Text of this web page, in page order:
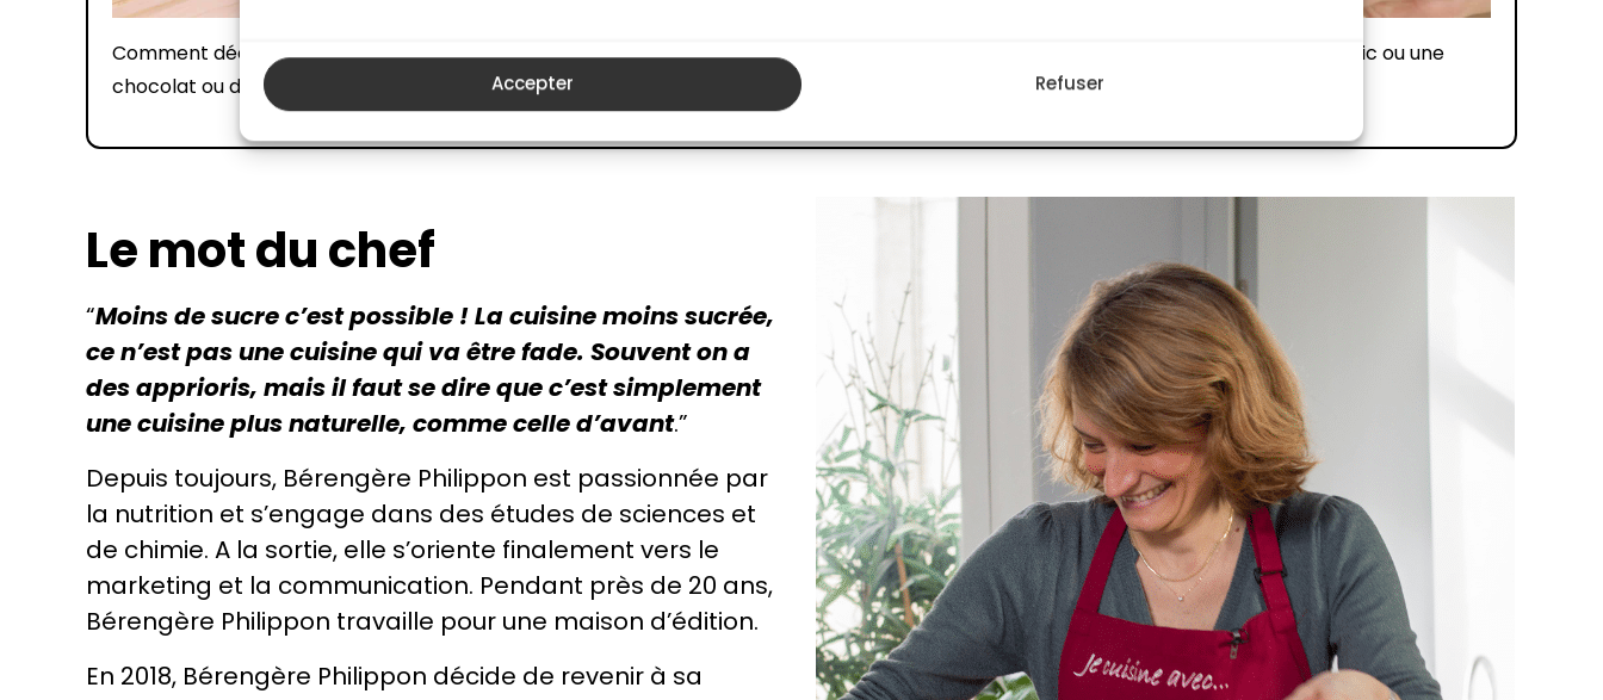
Accepter Refuser
Comment décliner la pâte de banana bread ? Ajoutez des pépites de
chocolat ou des copeaux de noix de coco.
Comment savoir si le banana bread est cuit ? Plantez un pic ou une
lame de couteau : s'il ressort sec, c'est prêt !
Le mot du chef
“Moins de sucre c’est possible ! La cuisine moins sucrée,
ce n’est pas une cuisine qui va être fade. Souvent on a
des apprioris, mais il faut se dire que c’est simplement
une cuisine plus naturelle, comme celle d’avant.”
Depuis toujours, Bérengère Philippon est passionnée par
la nutrition et s’engage dans des études de sciences et
de chimie. A la sortie, elle s’oriente finalement vers le
marketing et la communication. Pendant près de 20 ans,
Bérengère Philippon travaille pour une maison d’édition.
En 2018, Bérengère Philippon décide de revenir à sa